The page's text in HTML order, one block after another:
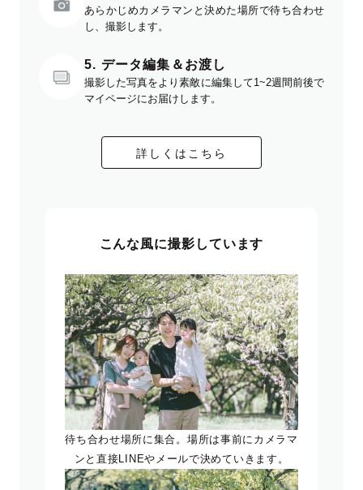
あらかじめカメラマンと決めた場所で待ち合わせ
し、撮影します。
5. データ編集＆お渡し
撮影した写真をより素敵に編集して1~2週間前後で
マイページにお届けします。
詳しくはこちら
こんな風に撮影しています
待ち合わせ場所に集合。場所は事前にカメラマ
ンと直接LINEやメールで決めていきます。